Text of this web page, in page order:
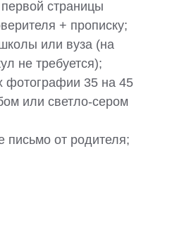
страницы
+ прописку;
или вуза (на
не требуется);
фотографии 35 на 45
или светло-сером
письмо от родителя;